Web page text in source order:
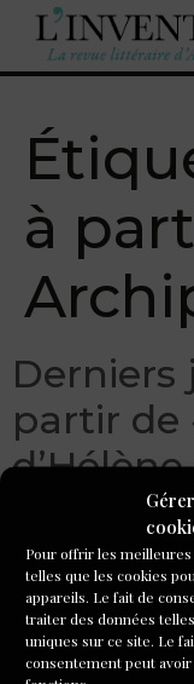
Pour offrir les
telles que les cookies
appareils. Le fait de
traiter des données
uniques sur ce site. Le
consentement peut
à
Derniers
partir de